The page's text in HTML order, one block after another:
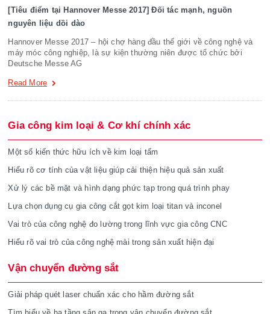
[Tiêu điểm tại Hannover Messe 2017] Đối tác mạnh, nguồn
nguyên liệu dồi dào
Hannover Messe 2017 – hội chợ hàng đầu thế giới về công nghệ và
máy móc công nghiệp, là sự kiện thường niên được tổ chức bởi
Deutsche Messe AG
Read More
Gia công kim loại & Cơ khí chính xác
Một số kiến thức hữu ích về kim loại tấm
Hiểu rõ cơ tính của vật liệu giúp cải thiện hiệu quả sản xuất
Xử lý các bề mặt và hình dạng phức tạp trong quá trình phay
Lựa chọn dụng cụ gia công cắt gọt kim loại titan và inconel
Vai trò của công nghệ đo lường trong lĩnh vực gia công CNC
Hiểu rõ vai trò của công nghệ mài trong sản xuất hiện đại
Vận chuyển đường sắt
Giải pháp quét laser chuẩn xác cho hầm đường sắt